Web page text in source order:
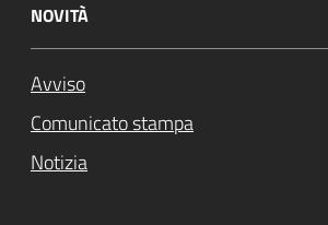
NOVITÀ
Avviso
Comunicato stampa
Notizia